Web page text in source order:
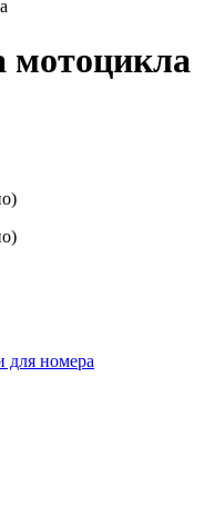
мотоцикла
для номера